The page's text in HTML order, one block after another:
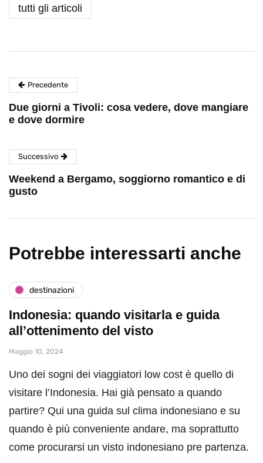
tutti gli articoli
Precedente
Due giorni a Tivoli: cosa vedere, dove mangiare
e dove dormire
Successivo
Weekend a Bergamo, soggiorno romantico e di
gusto
Potrebbe interessarti anche
destinazioni
Indonesia: quando visitarla e guida
all’ottenimento del visto
Maggio 10, 2024
Uno dei sogni dei viaggiatori low cost è quello di
visitare l’Indonesia. Hai già pensato a quando
partire? Qui una guida sul clima indonesiano e su
quando è più conveniente andare, ma soprattutto
come procurarsi un visto indonesiano pre partenza.